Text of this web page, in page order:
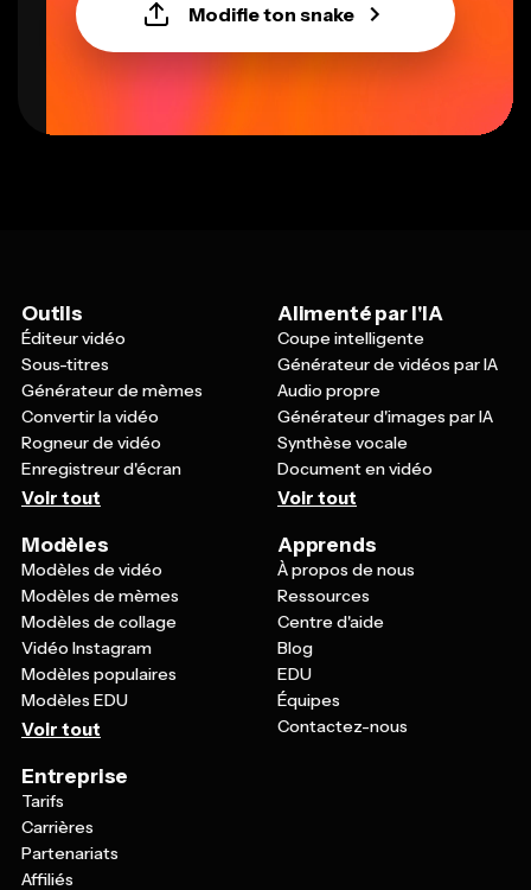
Modifie ton snake
Outils
Éditeur vidéo
Sous-titres
Générateur de mèmes
Convertir la vidéo
Rogneur de vidéo
Enregistreur d'écran
Voir tout
Alimenté par l'IA
Coupe intelligente
Générateur de vidéos par IA
Audio propre
Générateur d'images par IA
Synthèse vocale
Document en vidéo
Voir tout
Modèles
Modèles de vidéo
Modèles de mèmes
Modèles de collage
Vidéo Instagram
Modèles populaires
Modèles EDU
Voir tout
Apprends
À propos de nous
Ressources
Centre d'aide
Blog
EDU
Équipes
Contactez-nous
Entreprise
Tarifs
Carrières
Partenariats
Affiliés